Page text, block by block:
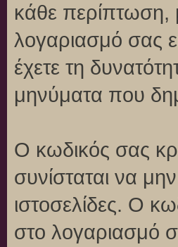
κάθε περίπτωση,
λογαριασμό σας
έχετε τη
μηνύματα που
Ο κωδικός σας
συνίσταται να
ιστοσελίδες. Ο
στο λογαριασμό